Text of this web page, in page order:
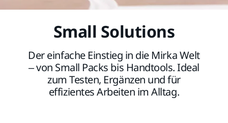
Small Solutions
Der einfache Einstieg in die Mirka Welt
– von Small Packs bis Handtools. Ideal
zum Testen, Ergänzen und für
effizientes Arbeiten im Alltag.